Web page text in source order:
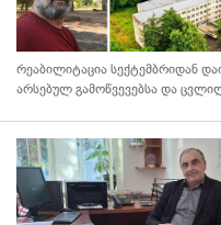
რეაბილიტაცია სექტემბრიდან
არსებულ გამოწვევებსა და